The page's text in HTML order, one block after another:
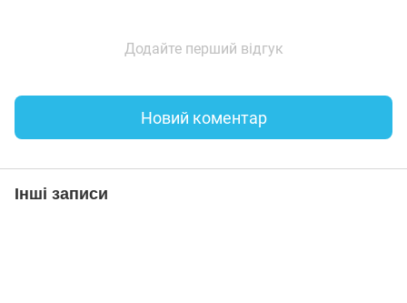
Додайте перший відгук
Новий коментар
Інші записи